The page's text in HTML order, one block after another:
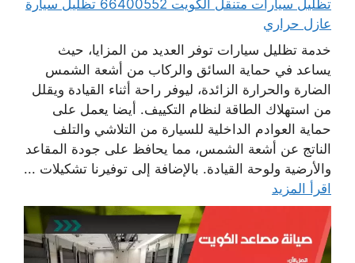
تظليل سيارات متنقل الكويت 66400552 تظليل سيارة
عازل حراري
خدمة تظليل سيارات توفر العديد من المزايا، حيث
يساعد في حماية السائق والركاب من أشعة الشمس
الضارة والحرارة الزائدة، ليوفر راحة أثناء القيادة ويقلل
من استهلاك الطاقة لنظام التكييف. أيضا يعمل على
حماية العوادم الداخلية للسيارة من التلاشي والتلف
الناتج عن أشعة الشمس، مما يحافظ على جودة المقاعد
والأرضية ولوحة القيادة. بالإضافة إلى توفيرنا تشكيلات ...
اقرأ المزيد